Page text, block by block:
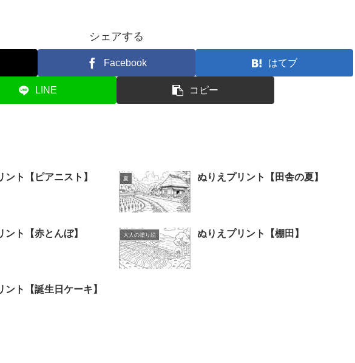
シェアする
Facebook はてブ
LINE コピー
ント【ピアニスト】 夏 ぬりえプリント【田舎の夏】
ント【赤とんぼ】 大人の塗り絵 ぬりえプリント【棚田】
ント【誕生日ケーキ】